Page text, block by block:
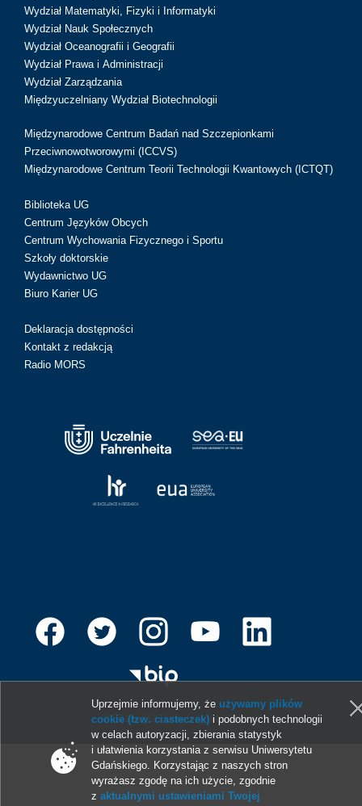
Wydział Matematyki, Fizyki i Informatyki
Wydział Nauk Społecznych
Wydział Oceanografii i Geografii
Wydział Prawa i Administracji
Wydział Zarządzania
Międzyuczelniany Wydział Biotechnologii
Międzynarodowe Centrum Badań nad Szczepionkami
Przeciwnowotworowymi (ICCVS)
Międzynarodowe Centrum Teorii Technologii Kwantowych (ICTQT)
Biblioteka UG
Centrum Języków Obcych
Centrum Wychowania Fizycznego i Sportu
Szkoły doktorskie
Wydawnictwo UG
Biuro Karier UG
Deklaracja dostępności
Kontakt z redakcją
Radio MORS
© 2013-2026 Uniwersytet Gdański
Uprzejmie informujemy, że używamy plików
cookie (tzw. ciasteczek) i podobnych technologii
w celach autoryzacji, zbierania statystyk
i ułatwienia korzystania z serwisu Uniwersytetu
Gdańskiego. Korzystając z naszych stron
wyrażasz zgodę na ich użycie, zgodnie
zaktualnymi ustawieniami Twojej